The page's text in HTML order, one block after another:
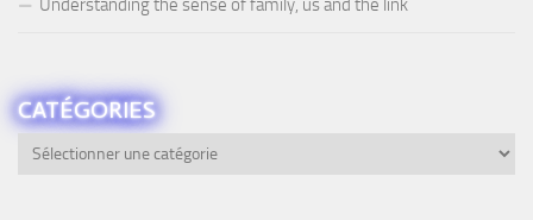
CATÉGORIES
Catégories